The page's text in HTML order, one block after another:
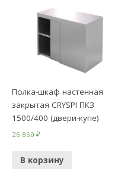
Полка-шкаф настенная
закрытая CRYSPI ПКЗ
1500/400 (двери-купе)
26 860₽
В корзину